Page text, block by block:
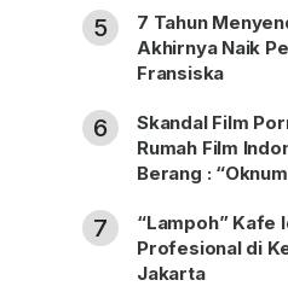
5
7 Tahun
Akhirnya Naik
Fransiska
6
Skandal Film
Rumah Film
Berang :
7
“Lampoh” Kafe
Profesional di
Jakarta